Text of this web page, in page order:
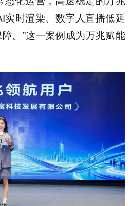
实时渲染、数字人直播低延
。”这一案例成为万兆赋能